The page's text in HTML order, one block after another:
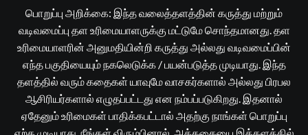
பொறுப்பு அறிக்கை: இந்த வலைத்தளத்தின் கருத்து மற்றும்
வடிவமைப்பு தள உரிமையாளருக்கு மட்டுமே சொந்தமானது. தள
உரிமையாளரின் அனுமதியின்றி கருத்து அல்லது வடிவமைப்பின்
எந்த பகுதியையும் நகலெடுக்க / பயன்படுத்த முடியாது. இந்த
தளத்தில் வரும் கதைகள் யாவுமே வாசகர்களால் அல்லது பிரபல
ஆசிரியர்களால் எழுதப்பட்டது என நம்பப்படுகிறது. இதனால்
ஏதேனும் உரிமைகள் பாதிக்கபட்டால் அதற்கு நாங்கள் பொறுப்பு
ஏற்க முடியாது. நீங்கள் விரும்பினால், அக்கதையை இத்தளத்தில்